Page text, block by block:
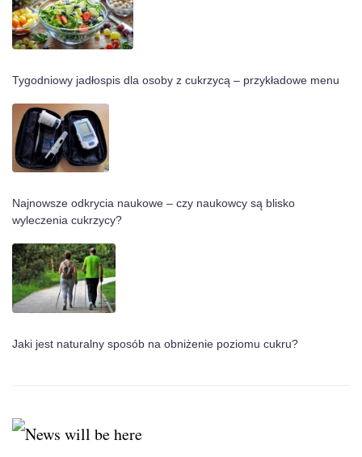
Tygodniowy jadłospis dla osoby z cukrzycą – przykładowe menu
Najnowsze odkrycia naukowe – czy naukowcy są blisko
wyleczenia cukrzycy?
Jaki jest naturalny sposób na obniżenie poziomu cukru?